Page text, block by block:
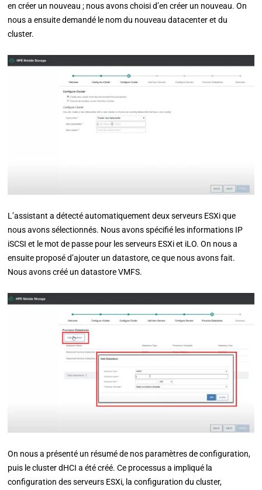
en créer un nouveau ; nous avons choisi d’en créer un nouveau. On
nous a ensuite demandé le nom du nouveau datacenter et du
cluster.
L’assistant a détecté automatiquement deux serveurs ESXi que
nous avons sélectionnés. Nous avons spécifié les informations IP
iSCSI et le mot de passe pour les serveurs ESXi et iLO. On nous a
ensuite proposé d’ajouter un datastore, ce que nous avons fait.
Nous avons créé un datastore VMFS.
On nous a présenté un résumé de nos paramètres de configuration,
puis le cluster dHCI a été créé. Ce processus a impliqué la
configuration des serveurs ESXi, la configuration du cluster,